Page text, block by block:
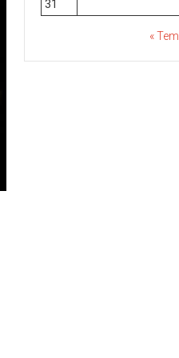
31
« Tem